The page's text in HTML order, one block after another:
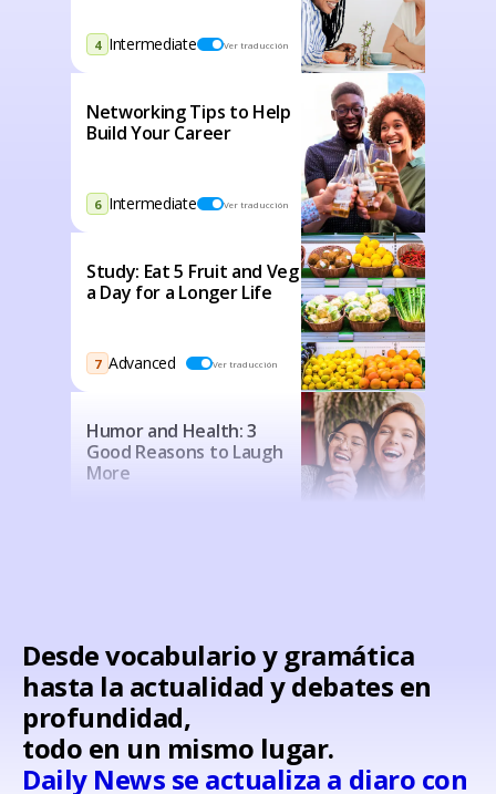
4 Intermediate Ver traducción
Networking Tips to Help
Build Your Career
6 Intermediate Ver traducción
Study: Eat 5 Fruit and Veg
a Day for a Longer Life
7 Advanced Ver traducción
Humor and Health: 3
Good Reasons to Laugh
More
Desde vocabulario y gramática
hasta la actualidad y debates en
profundidad,
todo en un mismo lugar.
Daily News se actualiza a diaro con